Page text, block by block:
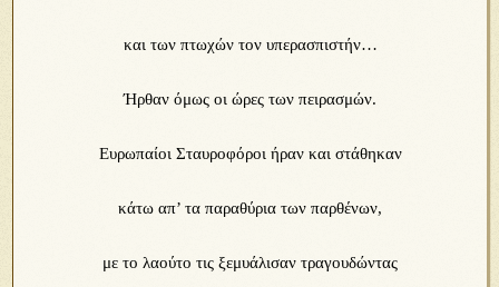
και των πτωχών τον υπερασπιστήν…
Ήρθαν όμως οι ώρες των πειρασμών.
Ευρωπαίοι Σταυροφόροι ήραν και στάθηκαν
κάτω απ’ τα παραθύρια των παρθένων,
με το λαούτο τις ξεμυάλισαν τραγουδώντας